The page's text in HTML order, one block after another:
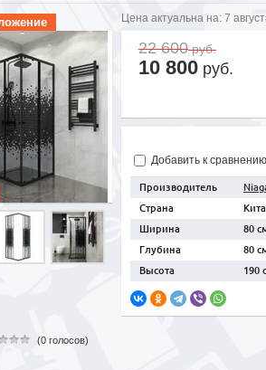
(0 голосов)
Цена актуальна на: 7
22 600руб.
10 800 руб.
Добавить к сравнению
Производитель
Страна
Ширина
80
Глубина
80
Высота
190